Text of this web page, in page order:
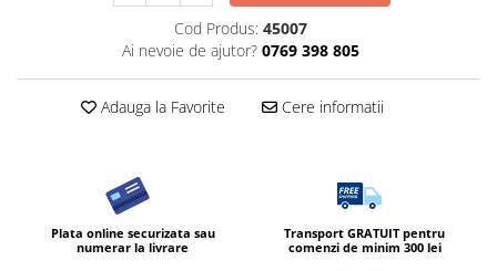
Cod Produs: 45007
Ai nevoie de ajutor? 0769 398 805
Adauga la Favorite Cere informatii
Plata online securizata sau
numerar la livrare
Transport GRATUIT pentru
comenzi de minim 300 lei